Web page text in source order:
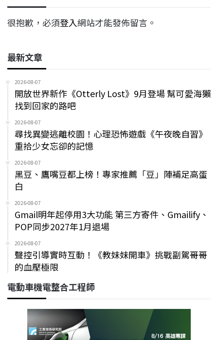
很抱歉，必須登入網站才能發佈留言。
最新文章
2026-08-07
開放世界新作《Otterly Lost》9月登場 幫可愛海獺
找到回家的路吧
2026-08-07
尋找異變逃離校園！心理恐怖遊戲《午夜晚自習》
重拾少女忘卻的記憶
2026-08-07
黑豆、鷹嘴豆都上榜！專家推薦「豆」陣補足高蛋
白
2026-08-07
Gmail明年起停用3大功能 第三方寄件、Gmailify、
POP同步2027年1月退場
2026-08-07
聲控引導實時互動！《教妹妹開車》挑戰副駕哥哥
的血壓極限
電動車機電整合工程師